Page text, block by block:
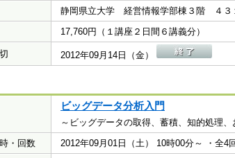
静岡県立大学 経営情報学部棟３階 ４３
17,760円（１講座２日間６講義分）
2012年09月14日（金）
ビッグデータ分析入門
～ビッグデータの取得、蓄積、知的処理、
・回数
2012年09月01日（土） 10時00分～ ・全4